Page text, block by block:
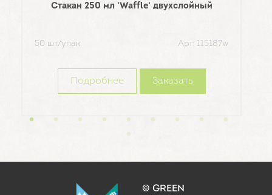
Стакан 250 мл 'Waffle' двухслойный
50 шт/упак Арт: 115187w
Подробнее Заказать
© GREEN